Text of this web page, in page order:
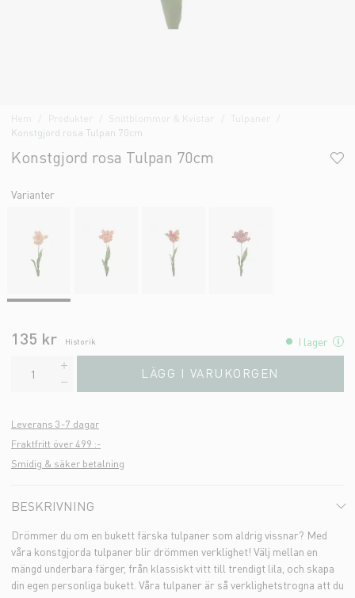
Hem Produkter Snittblommor & Kvistar
Tulpaner
Konstgjord rosa Tulpan 70cm
Konstgjord rosa Tulpan 70cm
Varianter
135 kr Historik I lager
LÄGG I VARUKORGEN
Leverans 3-7 dagar
Fraktfritt över 499 :-
Smidig & säker betalning
BESKRIVNING
Drömmer du om en bukett färska tulpaner som aldrig vissnar? Med
våra konstgjorda tulpaner blir drömmen verklighet! Välj mellan en
mängd underbara färger, från klassiskt vitt till trendigt lila, och skapa
din egen personliga bukett. Våra tulpaner är så verklighetstrogna att du